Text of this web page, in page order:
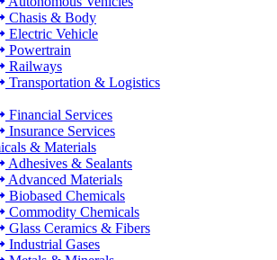
Chasis & Body
Electric Vehicle
Powertrain
Railways
Transportation & Logistics
Financial Services
Insurance Services
& Materials
Adhesives & Sealants
Advanced Materials
Biobased Chemicals
Commodity Chemicals
Glass Ceramics & Fibers
Industrial Gases